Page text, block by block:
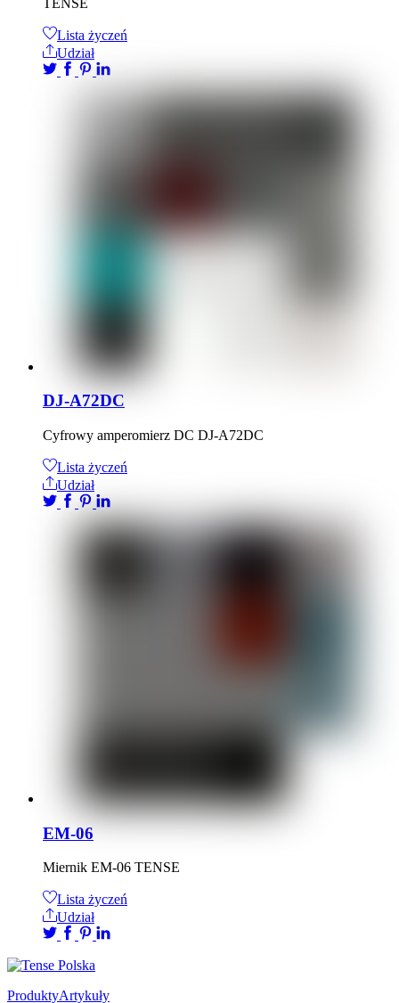
Lista życzeń
Udział
DJ-A72DC
Cyfrowy amperomierz DC DJ-A72DC
Lista życzeń
Udział
EM-06
Miernik EM-06 TENSE
Lista życzeń
Udział
ProduktyArtykuły